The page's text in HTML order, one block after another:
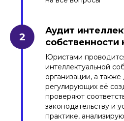
Аудит
собственности
Юристами
интеллектуальной
организации, а
регулирующих её
проверяют
законодательству и
практике,